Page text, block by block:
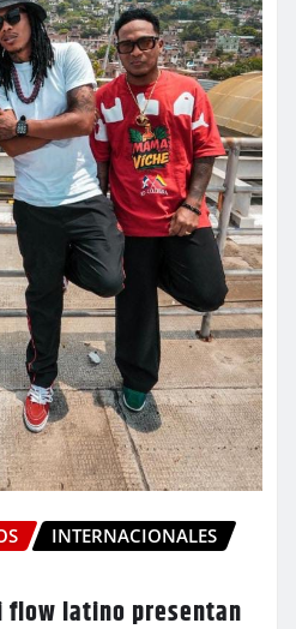
INTERNACIONALES
latino presentan